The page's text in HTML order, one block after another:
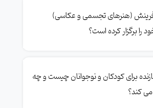
(هنرهای تجسمی و عکاسی)
را برگزار کرده است؟
برای کودکان و نوجوانان چیست و چه
می کند؟